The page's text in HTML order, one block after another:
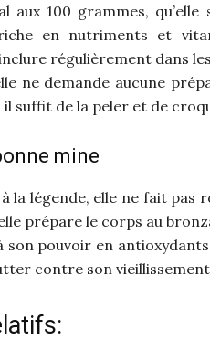
aux 100 grammes,
en nutriments et
régulièrement dans
ne demande aucune
il suffit de la peler et de
mine
la légende, elle ne fait pas
prépare le corps au
son pouvoir en
contre son